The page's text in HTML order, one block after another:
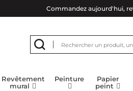
Commandez aujourd'hui,
Revêtement
mural
Peinture
Papier
peint